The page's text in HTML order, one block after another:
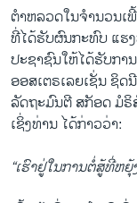
ຕໍາຫລວດໃນຈຳນວນເ
ທີ່ໄດ້ຮັບຜົນກະທົບ ແຮ
ປະຊາຊົນໃຫ້ໄດ້ຮັບກາ
ອອສເຕຣເລຍເຊັ່ນ ຊິດ
ລັດຖະມົນຕີ ສກັອດ ມໍຣິ
ເຊິ່ງທ່ານ ໄດ້ກ່າວວ່າ:
“ເຮົາຢູ່ໃນການຕໍ່ສູ້ທີ່ຫ